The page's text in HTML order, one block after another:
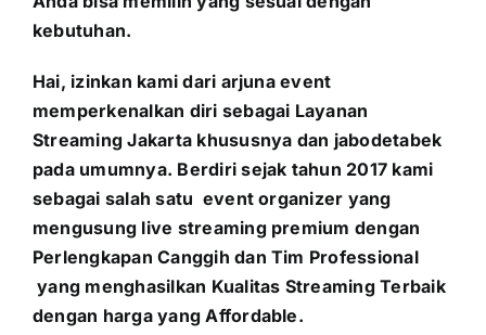
kebutuhan.
Hai, izinkan kami dari arjuna event
memperkenalkan diri sebagai Layanan
Streaming Jakarta khususnya dan jabodetabek
pada umumnya. Berdiri sejak tahun 2017 kami
sebagai salah satu event organizer yang
mengusung live streaming premium dengan
Perlengkapan Canggih dan Tim Professional
yang menghasilkan Kualitas Streaming Terbaik
dengan harga yang Affordable.